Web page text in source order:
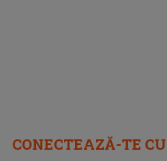
CONECTEAZĂ-TE